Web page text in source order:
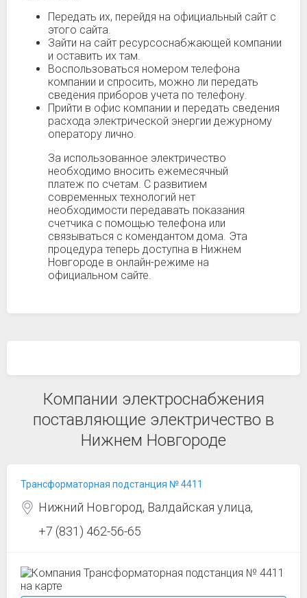
Передать их, перейдя на официальный сайт с
этого сайта.
Зайти на сайт ресурсоснабжающей компании
и оставить их там.
Воспользоваться номером телефона
компании и спросить, можно ли передать
сведения приборов учета по телефону.
Прийти в офис компании и передать сведения
расхода электрической энергии дежурному
оператору лично.
За использованное электричество
необходимо вносить ежемесячный
платеж по счетам. С развитием
современных технологий нет
необходимости передавать показания
счетчика с помощью телефона или
связываться с комендантом дома. Эта
процедура теперь доступна в Нижнем
Новгороде в онлайн-режиме на
официальном сайте.
Компании электроснабжения
поставляющие электричество в
Нижнем Новгороде
Трансформаторная подстанция № 4411
Нижний Новгород, Валдайская улица,
+7 (831) 462-56-65